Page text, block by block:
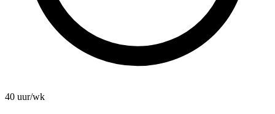
40 uur/wk